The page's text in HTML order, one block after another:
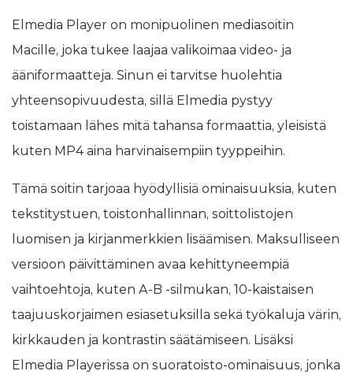
Elmedia Player on monipuolinen mediasoitin
Macille, joka tukee laajaa valikoimaa video- ja
ääniformaatteja. Sinun ei tarvitse huolehtia
yhteensopivuudesta, sillä Elmedia pystyy
toistamaan lähes mitä tahansa formaattia, yleisistä
kuten MP4 aina harvinaisempiin tyyppeihin.
Tämä soitin tarjoaa hyödyllisiä ominaisuuksia, kuten
tekstitystuen, toistonhallinnan, soittolistojen
luomisen ja kirjanmerkkien lisäämisen. Maksulliseen
versioon päivittäminen avaa kehittyneempiä
vaihtoehtoja, kuten A-B -silmukan, 10-kaistaisen
taajuuskorjaimen esiasetuksilla sekä työkaluja värin,
kirkkauden ja kontrastin säätämiseen. Lisäksi
Elmedia Playerissa on suoratoisto-ominaisuus, jonka